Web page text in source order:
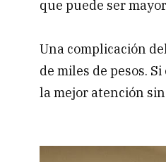
que puede ser
Una complicación
de miles de pesos.
la mejor atención